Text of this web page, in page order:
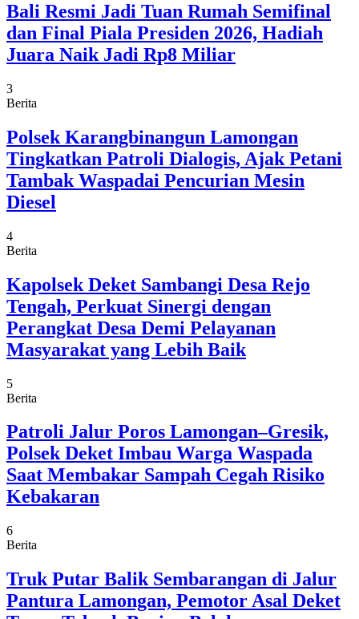
Bali Resmi Jadi Tuan Rumah Semifinal
dan Final Piala Presiden 2026, Hadiah
Juara Naik Jadi Rp8 Miliar
3
Berita
Polsek Karangbinangun Lamongan
Tingkatkan Patroli Dialogis, Ajak Petani
Tambak Waspadai Pencurian Mesin
Diesel
4
Berita
Kapolsek Deket Sambangi Desa Rejo
Tengah, Perkuat Sinergi dengan
Perangkat Desa Demi Pelayanan
Masyarakat yang Lebih Baik
5
Berita
Patroli Jalur Poros Lamongan–Gresik,
Polsek Deket Imbau Warga Waspada
Saat Membakar Sampah Cegah Risiko
Kebakaran
6
Berita
Truk Putar Balik Sembarangan di Jalur
Pantura Lamongan, Pemotor Asal Deket